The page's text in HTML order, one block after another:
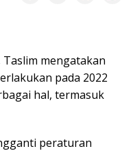
mengatakan
pada 2022
hal, termasuk
peraturan